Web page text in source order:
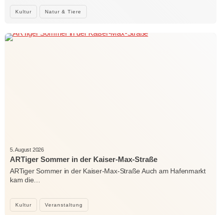
Kultur Natur & Tiere
Kultur Veranstaltung
5. August 2026
ARTiger Sommer in der Kaiser-Max-Straße
ARTiger Sommer in der Kaiser-Max-Straße Auch am Hafenmarkt
kam die…